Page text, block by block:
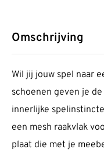
Omschrijving
Wil jij jouw spel naar
schoenen geven je
innerlijke
een mesh raakvlak
plaat die met je